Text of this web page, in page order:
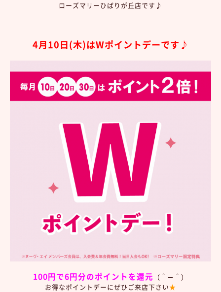
ローズマリーひばりが丘店です♪
4月10日(木)はWポイントデーです♪
100円で6円分のポイントを還元 （＾－＾）
お得なポイントデーにぜひご来店下さい★